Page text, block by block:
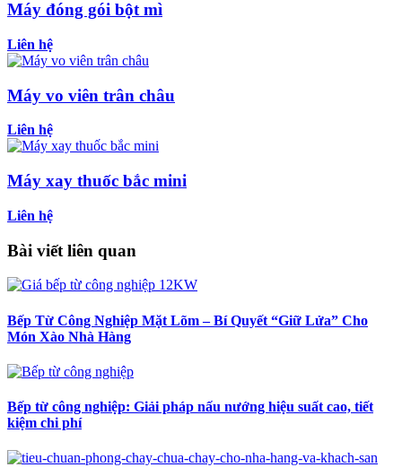
Máy đóng gói bột mì
Liên hệ
Máy vo viên trân châu
Liên hệ
Máy xay thuốc bắc mini
Liên hệ
Bài viết liên quan
Bếp Từ Công Nghiệp Mặt Lõm – Bí Quyết “Giữ Lửa” Cho
Món Xào Nhà Hàng
Bếp từ công nghiệp: Giải pháp nấu nướng hiệu suất cao, tiết
kiệm chi phí